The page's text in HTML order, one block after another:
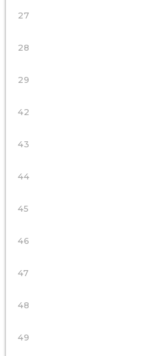
27
28
29
42
43
44
45
46
47
48
49